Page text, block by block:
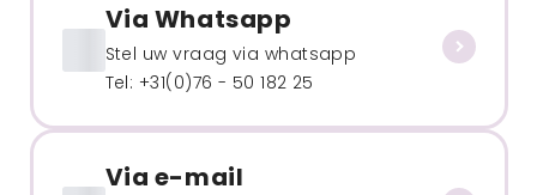
Via Whatsapp
Stel uw vraag via whatsapp
Tel: +31(0)76 - 50 182 25
Via e-mail